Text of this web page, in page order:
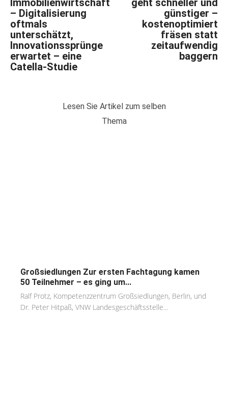
Immobilienwirtschaft
– Digitalisierung
oftmals
unterschätzt,
Innovationssprünge
erwartet – eine
Catella-Studie
geht schneller und
günstiger –
kostenoptimiert
fräsen statt
zeitaufwendig
baggern
Lesen Sie Artikel zum selben
Thema
Großsiedlungen Zur ersten Fachtagung kamen
50 Teilnehmer – es ging um...
Ralf Protz, Kompetenzzentrum Großsiedlungen, Berlin, und
Dr. Peter Hitpaß, VNW Landesgeschäftsstelle...